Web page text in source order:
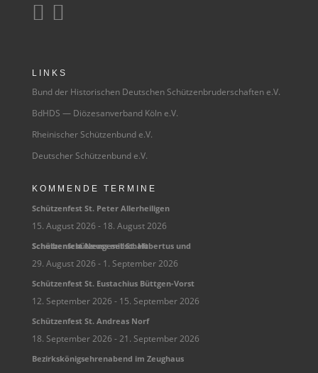
 
LINKS
Bund der Historischen Deutschen Schützenbruderschaften e.V.
BdHDS — Diözesanverband Köln e.V.
Rheinischer Schützenbund e.V.
Deutscher Schützenbund e.V.
KOMMENDE TERMINE
Schüt­zen­fest St. Peter Allerheiligen
15. August 2026 - 18. August 2026
Schüt­zen­fest Neuss mit St. Huber­tus und Scheibenschützengesellschaft
29. August 2026 - 1. September 2026
Schüt­zen­fest St. Eusta­chius Büttgen-Vorst
12. September 2026 - 15. September 2026
Schüt­zen­fest St. Andreas Norf
18. September 2026 - 21. September 2026
Bezirks­kö­nigs­eh­ren­abend im Zeughaus